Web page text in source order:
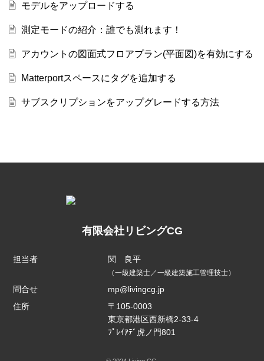
モデルをアップロードする
測定モードの紹介：誰でも測れます！
アカウントの図面式フロアプラン(平面図)を有効にする
Matterportスペースにタグを追加する
サブスクリプションをアップグレードする方法
有限会社リビングCG
担当者 関 良平
（一級建築士／一級建築施工管理技士）
問合せ
mp@livingcg.jp
住所
〒105-0003
東京都港区西新橋2-33-4
ﾌﾟﾚｲｱﾃﾞ虎ノ門801